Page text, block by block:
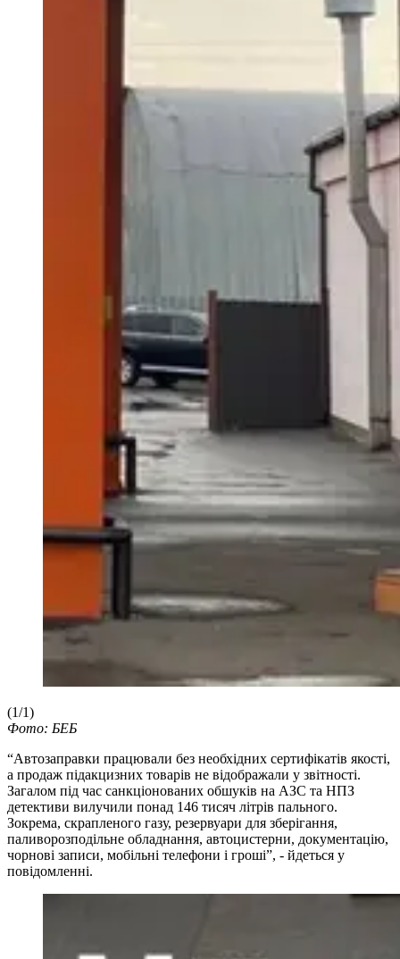
(1/1)
Фото: БЕБ
“Автозаправки працювали без необхідних сертифікатів якості,
а продаж підакцизних товарів не відображали у звітності.
Загалом під час санкціонованих обшуків на АЗС та НПЗ
детективи вилучили понад 146 тисяч літрів пального.
Зокрема, скрапленого газу, резервуари для зберігання,
паливорозподільне обладнання, автоцистерни, документацію,
чорнові записи, мобільні телефони і гроші”, - йдеться у
повідомленні.